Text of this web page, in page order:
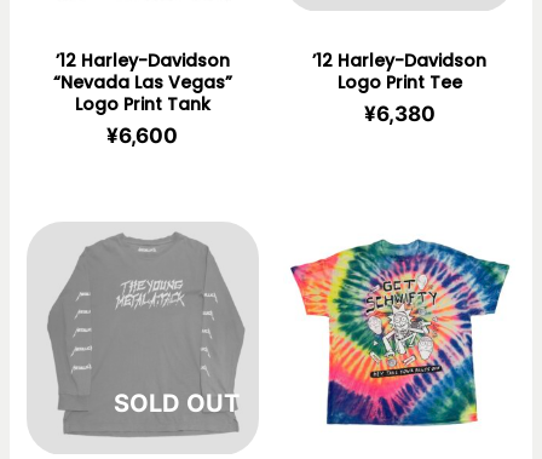
’12 Harley-Davidson
“Nevada Las Vegas”
Logo Print Tank
¥6,600
’12 Harley-Davidson
Logo Print Tee
¥6,380
在庫切れ